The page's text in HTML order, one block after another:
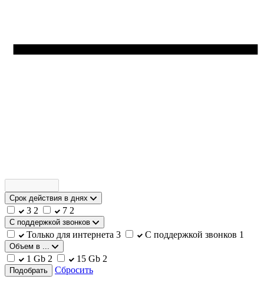
Срок действия в днях
3 2 7 2
С поддержкой звонков
Только для интернета 3 С поддержкой звонков 1
Объем в ...
1 Gb 2 15 Gb 2
Подобрать Сбросить